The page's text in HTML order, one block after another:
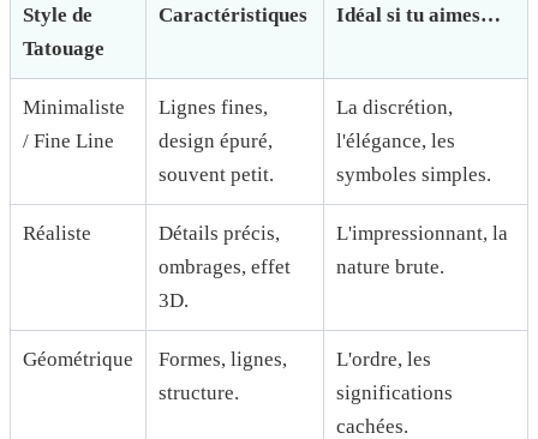
Style de
Tatouage
Caractéristiques Idéal si tu aimes…
Minimaliste
/ Fine Line
Lignes fines,
design épuré,
souvent petit.
La discrétion,
l'élégance, les
symboles simples.
Réaliste
Détails précis,
ombrages, effet
3D.
L'impressionnant, la
nature brute.
Géométrique
Formes, lignes,
structure.
L'ordre, les
significations
cachées.